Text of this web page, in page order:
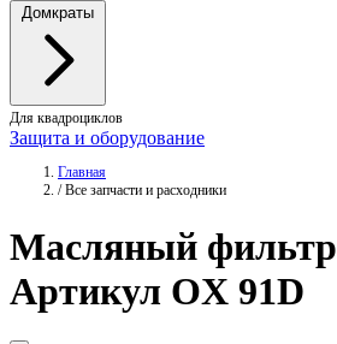
Домкраты
Для квадроциклов
Защита и оборудование
Главная
/ Все запчасти и расходники
Масляный фильтр
Артикул OX 91D